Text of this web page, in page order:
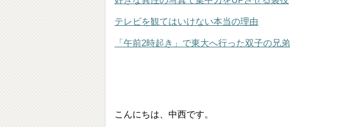
テレビを観てはいけない本当の理由
「午前2時起き」で東大へ行った双子の兄弟
こんにちは、中西です。